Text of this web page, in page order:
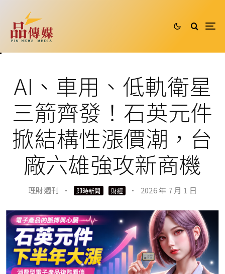
AI、車用、低軌衛星
三箭齊發！石英元件
掀結構性漲價潮，台
廠六雄強攻新商機
理財週刊 · 即時新聞 財經 · 2026 年 7 月 1 日